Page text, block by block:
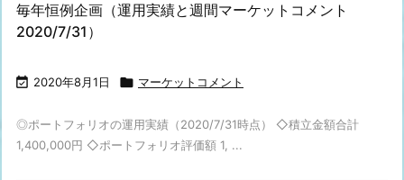
毎年恒例企画（運用実績と週間マーケットコメント
2020/7/31）
 2020年8月1日  マーケットコメント
◎ポートフォリオの運用実績（2020/7/31時点） ◇積立金額合計
1,400,000円 ◇ポートフォリオ評価額 1, ...